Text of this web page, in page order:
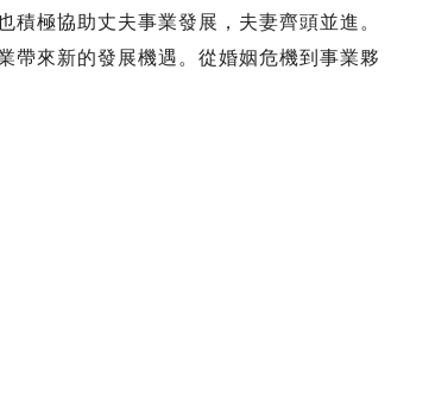
極協助丈夫事業發展，夫妻齊頭並進。
帶來新的發展機遇。從婚姻危機到事業夥